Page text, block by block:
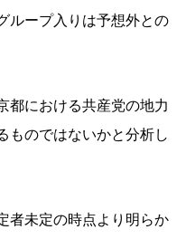
ループ入りは予想外との
都における共産党の地力
ものではないかと分析し
者未定の時点より明らか